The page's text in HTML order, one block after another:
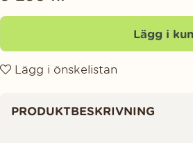
Lägg i
Lägg i önskelistan
PRODUKTBESKRIVNING